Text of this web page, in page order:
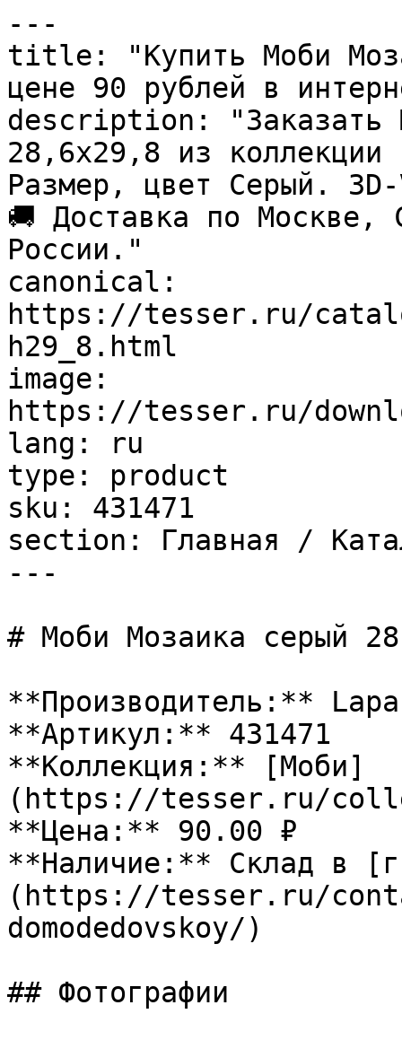
---
title: "Купить Моби
цене 90 рублей в
description: "Заказать
28,6х29,8 из
Размер, цвет Серый.
🚚 Доставка по Москве,
России."
canonical:
https://tesser.ru/
h29_8.html
image:
https://tesser.ru/
lang: ru
type: product
sku: 431471
section: Главная /
---
# Моби Мозаика серый
**Производитель:**
**Артикул:** 431471
**Коллекция:** [Моби]
(https://tesser.ru/
**Цена:** 90.00 ₽
**Наличие:** Склад в
(https://tesser.ru/
domodedovskoy/)
## Фотографии